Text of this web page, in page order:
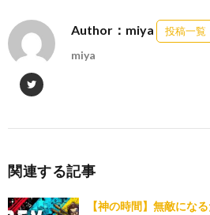
Author：miya 投稿一覧
miya
関連する記事
【神の時間】無敵にな